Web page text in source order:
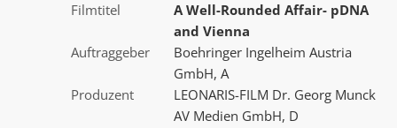
Filmtitel
A Well-Rounded Affair- pDNA
and Vienna
Auftraggeber
Boehringer Ingelheim Austria
GmbH, A
Produzent
LEONARIS-FILM Dr. Georg Munck
AV Medien GmbH, D